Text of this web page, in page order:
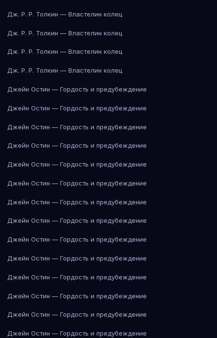
Дж. Р. Р. Толкин — Властелин колец
Дж. Р. Р. Толкин — Властелин колец
Дж. Р. Р. Толкин — Властелин колец
Дж. Р. Р. Толкин — Властелин колец
Джейн Остин — Гордость и предубеждение
Джейн Остин — Гордость и предубеждение
Джейн Остин — Гордость и предубеждение
Джейн Остин — Гордость и предубеждение
Джейн Остин — Гордость и предубеждение
Джейн Остин — Гордость и предубеждение
Джейн Остин — Гордость и предубеждение
Джейн Остин — Гордость и предубеждение
Джейн Остин — Гордость и предубеждение
Джейн Остин — Гордость и предубеждение
Джейн Остин — Гордость и предубеждение
Джейн Остин — Гордость и предубеждение
Джейн Остин — Гордость и предубеждение
Джейн Остин — Гордость и предубеждение